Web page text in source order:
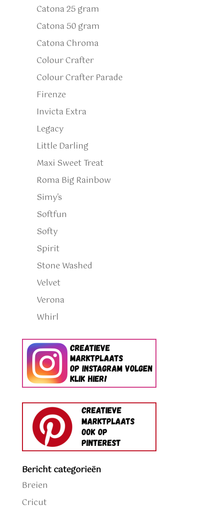
Catona 25 gram
Catona 50 gram
Catona Chroma
Colour Crafter
Colour Crafter Parade
Firenze
Invicta Extra
Legacy
Little Darling
Maxi Sweet Treat
Roma Big Rainbow
Simy's
Softfun
Softy
Spirit
Stone Washed
Velvet
Verona
Whirl
Bericht categorieën
Breien
Cricut